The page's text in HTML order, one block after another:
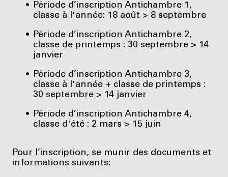
Période d’inscription Antichambre 1,
classe à l'année: 18 août > 8 septembre
Période d’inscription Antichambre 2,
classe de printemps : 30 septembre > 14
janvier
Période d’inscription Antichambre 3,
classe à l'année + classe de printemps :
30 septembre > 14 janvier
Période d’inscription Antichambre 4,
classe d'été : 2 mars > 15 juin
Pour l’inscription, se munir des documents et
informations suivants: